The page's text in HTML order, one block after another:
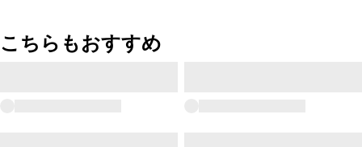
こちらもおすすめ